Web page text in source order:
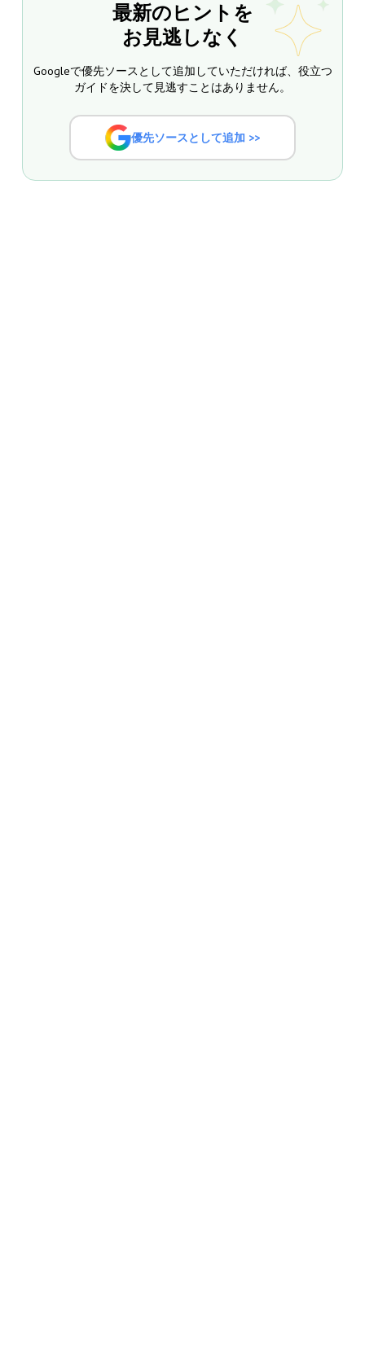
最新のヒントを
お見逃しなく
Googleで優先ソースとして追加していただければ、役立つ
ガイドを決して見逃すことはありません。
優先ソースとして追加 >>